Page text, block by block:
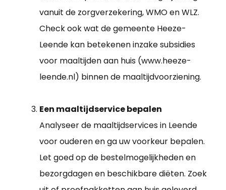
vanuit de zorgverzekering, WMO en WLZ.
Check ook wat de gemeente Heeze-
Leende kan betekenen inzake subsidies
voor maaltijden aan huis (www.heeze-
leende.nl) binnen de maaltijdvoorziening.
Een maaltijdservice bepalen
Analyseer de maaltijdservices in Leende
voor ouderen en ga uw voorkeur bepalen.
Let goed op de bestelmogelijkheden en
bezorgdagen en beschikbare diëten. Zoek